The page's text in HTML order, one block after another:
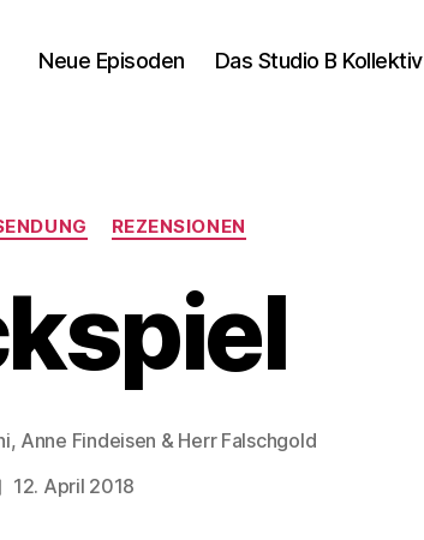
Neue Episoden Das Studio B Kollektiv
KategorienREZENSIONEN
Anne Findeisen & Herr Falschgold
12. April 2018